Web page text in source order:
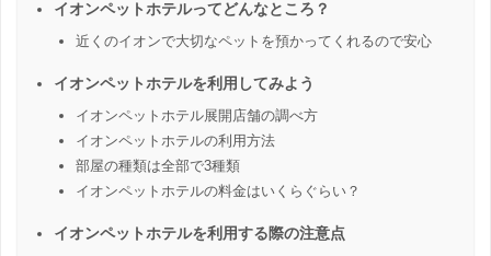
イオンペットホテルってどんなところ？
近くのイオンで大切なペットを預かってくれるので安心
イオンペットホテルを利用してみよう
イオンペットホテル展開店舗の調べ方
イオンペットホテルの利用方法
部屋の種類は全部で3種類
イオンペットホテルの料金はいくらぐらい？
イオンペットホテルを利用する際の注意点